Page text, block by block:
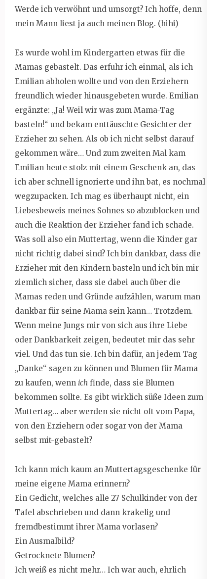
Werde ich verwöhnt und umsorgt? Ich hoffe, denn
mein Mann liest ja auch meinen Blog. (hihi)
Es wurde wohl im Kindergarten etwas für die
Mamas gebastelt. Das erfuhr ich einmal, als ich
Emilian abholen wollte und von den Erziehern
freundlich wieder hinausgebeten wurde. Emilian
ergänzte: „Ja! Weil wir was zum Mama-Tag
basteln!“ und bekam enttäuschte Gesichter der
Erzieher zu sehen. Als ob ich nicht selbst darauf
gekommen wäre… Und zum zweiten Mal kam
Emilian heute stolz mit einem Geschenk an, das
ich aber schnell ignorierte und ihn bat, es nochmal
wegzupacken. Ich mag es überhaupt nicht, ein
Liebesbeweis meines Sohnes so abzublocken und
auch die Reaktion der Erzieher fand ich schade.
Was soll also ein Muttertag, wenn die Kinder gar
nicht richtig dabei sind? Ich bin dankbar, dass die
Erzieher mit den Kindern basteln und ich bin mir
ziemlich sicher, dass sie dabei auch über die
Mamas reden und Gründe aufzählen, warum man
dankbar für seine Mama sein kann… Trotzdem.
Wenn meine Jungs mir von sich aus ihre Liebe
oder Dankbarkeit zeigen, bedeutet mir das sehr
viel. Und das tun sie. Ich bin dafür, an jedem Tag
„Danke“ sagen zu können und Blumen für Mama
zu kaufen, wenn ich finde, dass sie Blumen
bekommen sollte. Es gibt wirklich süße Ideen zum
Muttertag… aber werden sie nicht oft vom Papa,
von den Erziehern oder sogar von der Mama
selbst mit-gebastelt?
Ich kann mich kaum an Muttertagsgeschenke für
meine eigene Mama erinnern?
Ein Gedicht, welches alle 27 Schulkinder von der
Tafel abschrieben und dann krakelig und
fremdbestimmt ihrer Mama vorlasen?
Ein Ausmalbild?
Getrocknete Blumen?
Ich weiß es nicht mehr… Ich war auch, ehrlich